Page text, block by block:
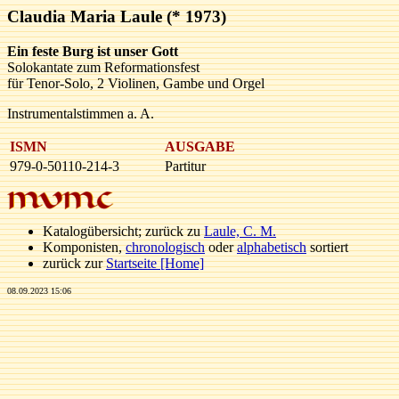
Claudia Maria Laule (* 1973)
Ein feste Burg ist unser Gott
Solokantate zum Reformationsfest
für Tenor-Solo, 2 Violinen, Gambe und Orgel
Instrumentalstimmen a. A.
ISMN AUSGABE
979-0-50110-214-3
Partitur
Katalogübersicht; zurück zuLaule, C. M.
Komponisten,chronologischoderalphabetischsortiert
zurück zurStartseite [Home]
08.09.2023 15:06